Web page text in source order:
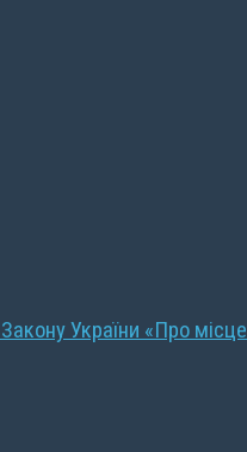
України «Про